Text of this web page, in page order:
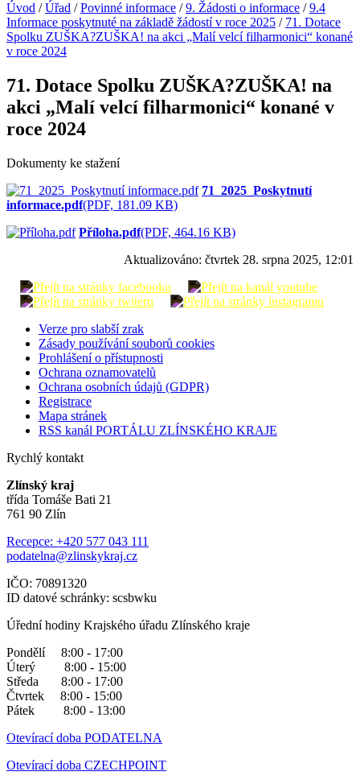
Úvod /Úřad /Povinné informace /9. Žádosti o informace /9.4
Informace poskytnuté na základě žádostí v roce 2025 / 71. Dotace
Spolku ZUŠKA?ZUŠKA! na akci „Malí velcí filharmonici“ konané
v roce 2024
71. Dotace Spolku ZUŠKA?ZUŠKA! na
akci „Malí velcí filharmonici“ konané v
roce 2024
Dokumenty ke stažení
71_2025_Poskytnutí
informace.pdf(PDF, 181.09 KB)
Příloha.pdf(PDF, 464.16 KB)
Aktualizováno: čtvrtek 28. srpna 2025, 12:01
Verze pro slabší zrak
Zásady používání souborů cookies
Prohlášení o přístupnosti
Ochrana oznamovatelů
Ochrana osobních údajů (GDPR)
Registrace
Mapa stránek
RSS kanál PORTÁLU ZLÍNSKÉHO KRAJE
Rychlý kontakt
Zlínský kraj
třída Tomáše Bati 21
761 90 Zlín
Recepce: +420 577 043 111
podatelna@zlinskykraj.cz
IČO: 70891320
ID datové schránky: scsbwku
Úřední hodiny Krajského úřadu Zlínského kraje
Pondělí 8:00 - 17:00
Úterý 8:00 - 15:00
Středa 8:00 - 17:00
Čtvrtek 8:00 - 15:00
Pátek 8:00 - 13:00
Otevírací doba PODATELNA
Otevírací doba CZECHPOINT